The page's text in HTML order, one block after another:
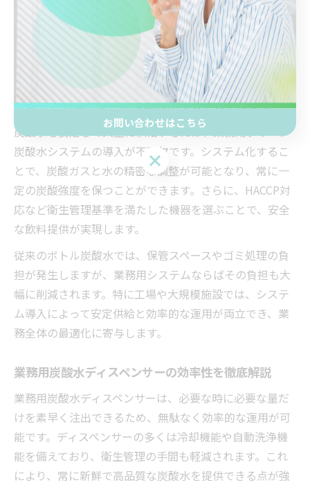
低下の心配がなくなります。加えて、業務用ウォーター
サーバーは密封性と炭酸注入システムの技術により、常
に安定した炭酸濃度を維持できるため、提供する飲料の
クオリティも保たれます。
炭酸水の効率的な供給は業務用システムで決まる
炭酸水を安定して大量に供給するには、業務用クリーン
炭酸水システムの導入が不可欠です。システム化するこ
とで、炭酸ガスと水の精密な調整が可能となり、常に一
定の炭酸強度を保つことができます。さらに、HACCP対
応など衛生管理基準を満たした機器を選ぶことで、安全
な飲料提供が実現します。
従来のボトル炭酸水では、保管スペースやゴミ処理の負
担が発生しますが、業務用システムならばその負担も大
幅に削減されます。特に工場や大規模施設では、システ
ム導入によって安定供給と効率的な運用が両立でき、業
務全体の最適化に寄与します。
業務用炭酸水ディスペンサーの効率性を徹底解説
業務用炭酸水ディスペンサーは、必要な時に必要な量だ
けを素早く注出できるため、無駄なく効率的な運用が可
能です。ディスペンサーの多くは冷却機能や自動洗浄機
能を備えており、衛生管理の手間も軽減されます。これ
により、常に新鮮で高品質な炭酸水を提供できる点が強
お問い合わせはこちら
お問い合わせはこちら